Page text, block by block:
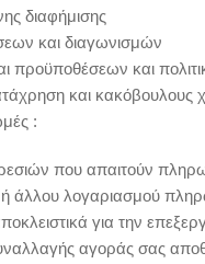
διαφήμισης
και διαγωνισμών
προϋποθέσεων και
και κακόβουλους
:
που απαιτούν
ή άλλου λογαριασμού
για την
αγοράς σας